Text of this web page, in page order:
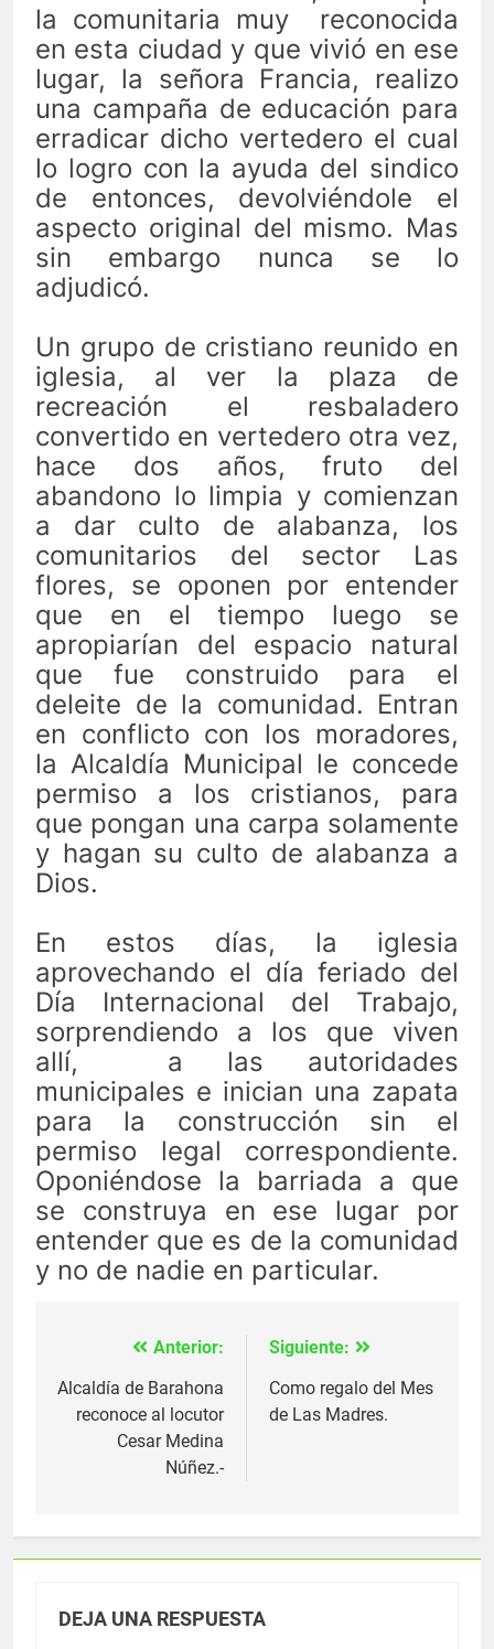
la comunitaria muy reconocida
en esta ciudad y que vivió en ese
lugar, la señora Francia, realizo
una campaña de educación para
erradicar dicho vertedero el cual
lo logro con la ayuda del sindico
de entonces, devolviéndole el
aspecto original del mismo. Mas
sin embargo nunca se lo
adjudicó.
Un grupo de cristiano reunido en
iglesia, al ver la plaza de
recreación el resbaladero
convertido en vertedero otra vez,
hace dos años, fruto del
abandono lo limpia y comienzan
a dar culto de alabanza, los
comunitarios del sector Las
flores, se oponen por entender
que en el tiempo luego se
apropiarían del espacio natural
que fue construido para el
deleite de la comunidad. Entran
en conflicto con los moradores,
la Alcaldía Municipal le concede
permiso a los cristianos, para
que pongan una carpa solamente
y hagan su culto de alabanza a
Dios.
En estos días, la iglesia
aprovechando el día feriado del
Día Internacional del Trabajo,
sorprendiendo a los que viven
allí,
a las autoridades
municipales e inician una zapata
para la construcción sin el
permiso legal correspondiente.
Oponiéndose la barriada a que
se construya en ese lugar por
entender que es de la comunidad
y no de nadie en particular.
Navegación
de
entradas
Anterior:
Alcaldía de Barahona
reconoce al locutor
Cesar Medina
Núñez.-
Siguiente:
Como regalo del Mes
de Las Madres.
DEJA UNA RESPUESTA